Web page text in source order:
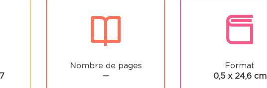
Nombre de pages
—
Format
0,5 x 24,6 cm